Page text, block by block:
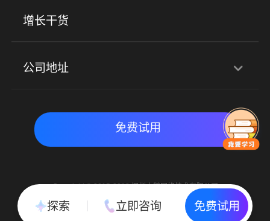
心理机构
实时私域带货 数字化运营
增长干货
公司地址
北京地址：北京市朝阳区朝外大街乙6号23层
免费试用
Copyright © 2015-2018 深圳小鹅网络技术有限公司
All Rights Reserved. 粤ICP备15020529号
粤公网安备 44030502002037号
探索 立即咨询 免费试用